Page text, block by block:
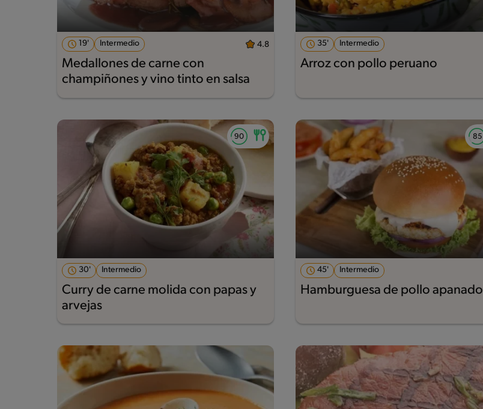
19' Intermedio 4.8
Medallones de carne con
champiñones y vino tinto en salsa
35' Intermedio
Arroz con pollo peruano
30' Intermedio
Curry de carne molida con papas y
arvejas
45' Intermedio
Hamburguesa de pollo apanado